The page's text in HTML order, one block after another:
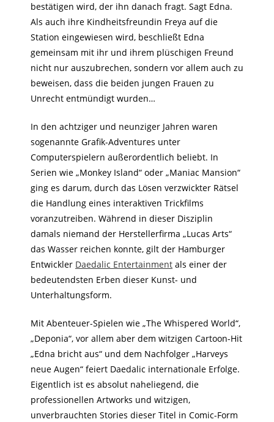
bestätigen wird, der ihn danach fragt. Sagt Edna.
Als auch ihre Kindheitsfreundin Freya auf die
Station eingewiesen wird, beschließt Edna
gemeinsam mit ihr und ihrem plüschigen Freund
nicht nur auszubrechen, sondern vor allem auch zu
beweisen, dass die beiden jungen Frauen zu
Unrecht entmündigt wurden…
In den achtziger und neunziger Jahren waren
sogenannte Grafik-Adventures unter
Computerspielern außerordentlich beliebt. In
Serien wie „Monkey Island“ oder „Maniac Mansion“
ging es darum, durch das Lösen verzwickter Rätsel
die Handlung eines interaktiven Trickfilms
voranzutreiben. Während in dieser Disziplin
damals niemand der Herstellerfirma „Lucas Arts“
das Wasser reichen konnte, gilt der Hamburger
Entwickler Daedalic Entertainment als einer der
bedeutendsten Erben dieser Kunst- und
Unterhaltungsform.
Mit Abenteuer-Spielen wie „The Whispered World“,
„Deponia“, vor allem aber dem witzigen Cartoon-Hit
„Edna bricht aus“ und dem Nachfolger „Harveys
neue Augen“ feiert Daedalic internationale Erfolge.
Eigentlich ist es absolut naheliegend, die
professionellen Artworks und witzigen,
unverbrauchten Stories dieser Titel in Comic-Form